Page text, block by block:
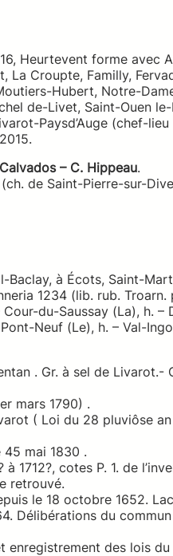
Heurtevent forme avec
La Croupte, Familly,
Hubert, Notre-
de-Livet, Saint-Ouen
Paysd’Auge (chef-lieu
– C. Hippeau.
de Saint-Pierre-sur-
Baclay, à Écots, Saint-
1234 (lib. rub.
du-Saussay (La), h. –
Neuf (Le), h. – Val-
. Gr. à sel de Livarot.-
mars 1790) .
( Loi du 28 pluviôse
45 mai 1830 .
1712?, cotes P. 1. de
retrouvé.
le 18 octobre 1652.
Délibérations du
des lois